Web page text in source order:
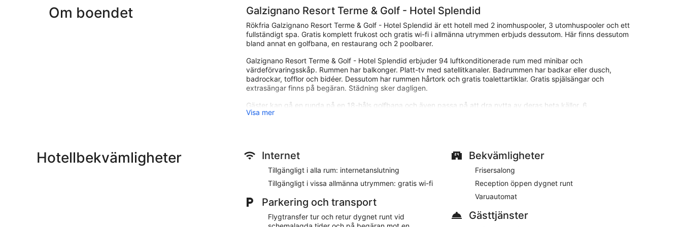
Om boendet Galzignano Resort Terme & Golf - Hotel Splendid
Rökfria Galzignano Resort Terme & Golf - Hotel Splendid är ett hotell med 2 inomhuspooler, 3 utomhuspooler och ett
fullständigt spa. Gratis komplett frukost och gratis wi-fi i allmänna utrymmen erbjuds dessutom. Här finns dessutom
bland annat en golfbana, en restaurang och 2 poolbarer.
Galzignano Resort Terme & Golf - Hotel Splendid erbjuder 94 luftkonditionerade rum med minibar och
värdeförvaringsskåp. Rummen har balkonger. Platt-tv med satellitkanaler. Badrummen har badkar eller dusch,
badrockar, tofflor och bidéer. Dessutom har rummen hårtork och gratis toalettartiklar. Gratis spjälsängar och
extrasängar finns på begäran. Städning sker dagligen.
Gäster kan gå en runda på en 18-håls golfbana och även passa på att dra nytta av deras heta källor, 6
utomhustennisbanor och 2 inomhustennisbanor. 3 utomhuspooler, 2 inomhuspooler och 2 bubbelpooler finns på
Gäster kan skämma bort sig själva med ett besök på boendets spa, som har 9 behandlingsrum. Här erbjuds tjänster
som massage med varma stenar, sportmassage, thaimassage och ansiktsbehandlingar. En mängd behandlingar
erbjuds, som till exempel ayurvediska behandlingar, reflexologi och thalassoterapi. Spat är utrustat med ett lerbad,
08.00 till 20.00.
Galzignano Resort Terme & Golf - Hotel Splendid ligger nära Terme di Galzignano golfklubb och mindre än tre
kilometer från Catajos slott. Detta hotell med 4 stjärnor har 94 rum och ståtar med 2 inomhus- och 3 utomhuspooler,
samt en golfbana.
Visa mer
Hotellbekvämligheter Internet
Tillgängligt i alla rum: internetanslutning
Tillgängligt i vissa allmänna utrymmen: gratis wi-fi
Parkering och transport
Flygtransfer tur och retur dygnet runt vid
Bekvämligheter
Frisersalong
Reception öppen dygnet runt
Varuautomat
Gästtjänster